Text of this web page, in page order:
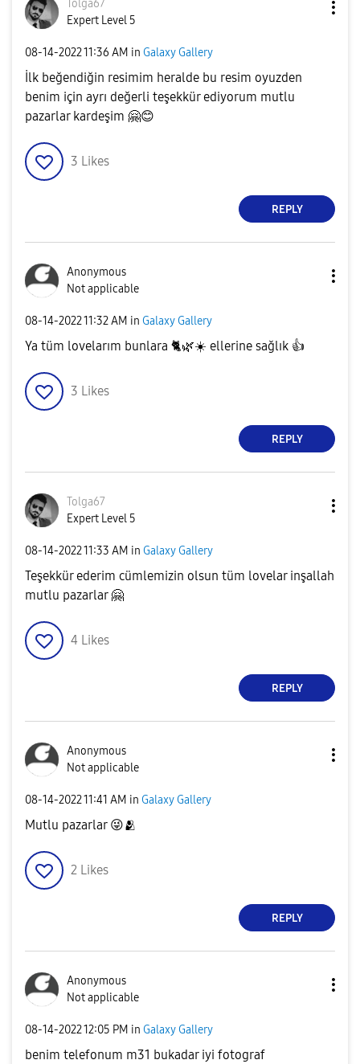
Tolga67
Expert Level 5
‎08-14-202211:36 AM in Galaxy Gallery
İlk beğendiğin resimim heralde bu resim oyuzden
benim için ayrı değerli teşekkür ediyorum mutlu
pazarlar kardeşim 🤗😊
3 Likes
REPLY
Anonymous
Not applicable
‎08-14-202211:32 AM in Galaxy Gallery
Ya tüm lovelarım bunlara 🐈🌿☀️ ellerine sağlık 👍
3 Likes
REPLY
Tolga67
Expert Level 5
‎08-14-202211:33 AM in Galaxy Gallery
Teşekkür ederim cümlemizin olsun tüm lovelar inşallah
mutlu pazarlar 🤗
4 Likes
REPLY
Anonymous
Not applicable
‎08-14-202211:41 AM in Galaxy Gallery
Mutlu pazarlar 😜🫂
2 Likes
REPLY
Anonymous
Not applicable
‎08-14-202212:05 PM in Galaxy Gallery
benim telefonum m31 bukadar iyi fotograf